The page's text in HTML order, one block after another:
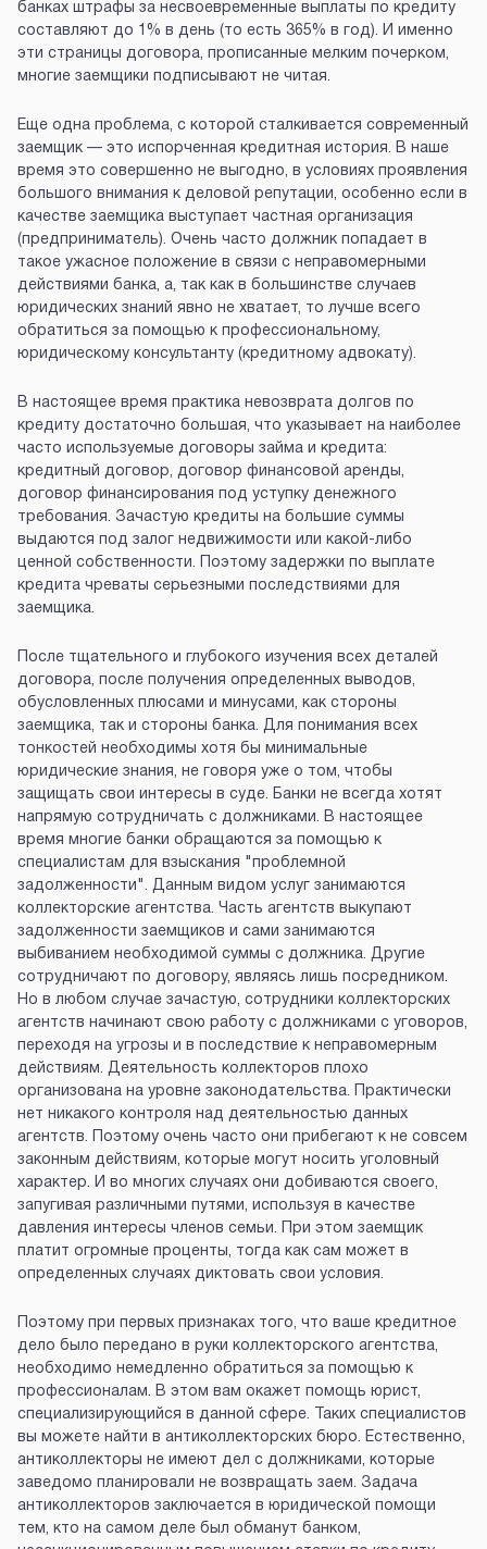
банках штрафы за несвоевременные выплаты по кредиту
составляют до 1% в день (то есть 365% в год). И именно
эти страницы договора, прописанные мелким почерком,
многие заемщики подписывают не читая.
Еще одна проблема, с которой сталкивается современный
заемщик — это испорченная кредитная история. В наше
время это совершенно не выгодно, в условиях проявления
большого внимания к деловой репутации, особенно если в
качестве заемщика выступает частная организация
(предприниматель). Очень часто должник попадает в
такое ужасное положение в связи с неправомерными
действиями банка, а, так как в большинстве случаев
юридических знаний явно не хватает, то лучше всего
обратиться за помощью к профессиональному,
юридическому консультанту (кредитному адвокату).
В настоящее время практика невозврата долгов по
кредиту достаточно большая, что указывает на наиболее
часто используемые договоры займа и кредита:
кредитный договор, договор финансовой аренды,
договор финансирования под уступку денежного
требования. Зачастую кредиты на большие суммы
выдаются под залог недвижимости или какой-либо
ценной собственности. Поэтому задержки по выплате
кредита чреваты серьезными последствиями для
заемщика.
После тщательного и глубокого изучения всех деталей
договора, после получения определенных выводов,
обусловленных плюсами и минусами, как стороны
заемщика, так и стороны банка. Для понимания всех
тонкостей необходимы хотя бы минимальные
юридические знания, не говоря уже о том, чтобы
защищать свои интересы в суде. Банки не всегда хотят
напрямую сотрудничать с должниками. В настоящее
время многие банки обращаются за помощью к
специалистам для взыскания "проблемной
задолженности". Данным видом услуг занимаются
коллекторские агентства. Часть агентств выкупают
задолженности заемщиков и сами занимаются
выбиванием необходимой суммы с должника. Другие
сотрудничают по договору, являясь лишь посредником.
Но в любом случае зачастую, сотрудники коллекторских
агентств начинают свою работу с должниками с уговоров,
переходя на угрозы и в последствие к неправомерным
действиям. Деятельность коллекторов плохо
организована на уровне законодательства. Практически
нет никакого контроля над деятельностью данных
агентств. Поэтому очень часто они прибегают к не совсем
законным действиям, которые могут носить уголовный
характер. И во многих случаях они добиваются своего,
запугивая различными путями, используя в качестве
давления интересы членов семьи. При этом заемщик
платит огромные проценты, тогда как сам может в
определенных случаях диктовать свои условия.
Поэтому при первых признаках того, что ваше кредитное
дело было передано в руки коллекторского агентства,
необходимо немедленно обратиться за помощью к
профессионалам. В этом вам окажет помощь юрист,
специализирующийся в данной сфере. Таких специалистов
вы можете найти в антиколлекторских бюро. Естественно,
антиколлекторы не имеют дел с должниками, которые
заведомо планировали не возвращать заем. Задача
антиколлекторов заключается в юридической помощи
тем, кто на самом деле был обманут банком,